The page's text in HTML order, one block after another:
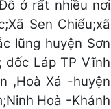
ở rất nhiều nơi
Sen Chiểu;xã
lũng huyện Sơn
dốc Láp TP Vĩnh
,Hoà Xá -huyện
Hoà -Khánh